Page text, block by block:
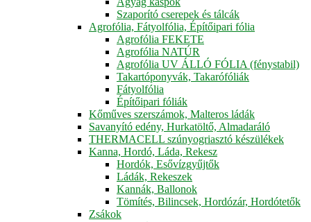
Szaporító cserepek és tálcák
Agrofólia, Fátyolfólia, Építőipari fólia
Agrofólia FEKETE
Agrofólia NATÚR
Agrofólia UV ÁLLÓ FÓLIA (fénystabil)
Takartóponyvák, Takarófóliák
Fátyolfólia
Építőipari fóliák
Kőműves szerszámok, Malteros ládák
Savanyító edény, Hurkatöltő, Almadaráló
THERMACELL szúnyogriasztó készülékek
Kanna, Hordó, Láda, Rekesz
Hordók, Esővízgyűjtők
Ládák, Rekeszek
Kannák, Ballonok
Tömítés, Bilincsek, Hordózár, Hordótetők
Zsákok